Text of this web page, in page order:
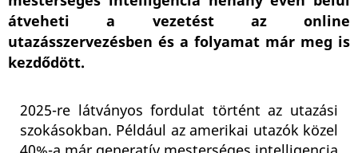
átveheti a vezetést az online
utazásszervezésben és a folyamat már meg is
kezdődött.
2025-re látványos fordulat történt az utazási
szokásokban. Például az amerikai utazók közel